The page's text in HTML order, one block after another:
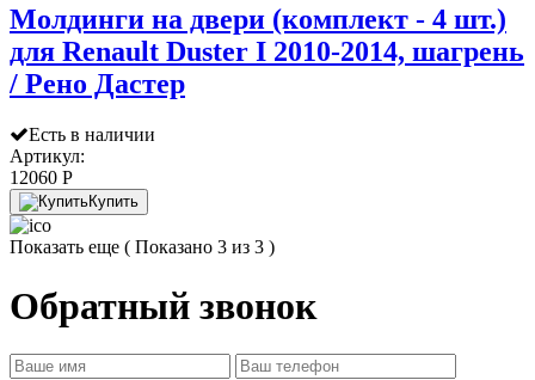
Молдинги на двери (комплект - 4 шт.)
для Renault Duster I 2010-2014, шагрень
/ Рено Дастер
Есть в наличии
Артикул:
12060 P
Купить
Показать еще ( Показано 3 из 3 )
Обратный звонок